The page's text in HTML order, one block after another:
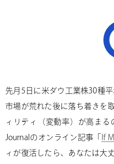
先月5日に米ダウ工業株30種
市場が荒れた後に落ち着きを
ィリティ（変動率）が高ま
Journalのオンライン記事「
If
ィが復活したら、あなたは大